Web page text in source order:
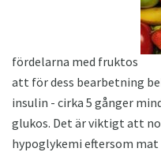
fördelarna med fruktos
att för dess bearbetning
insulin - cirka 5 gånger
glukos. Det är viktigt att
hypoglykemi eftersom